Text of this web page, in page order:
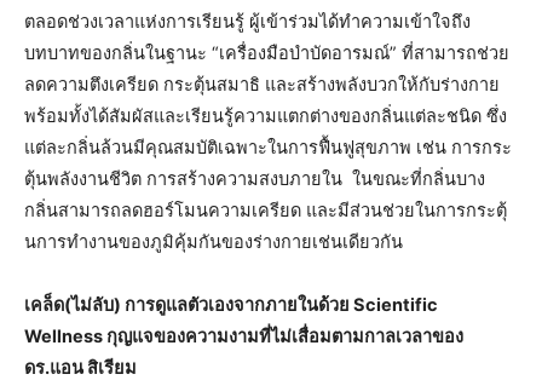
ตลอดช่วงเวลาแห่งการเรียนรู้ ผู้เข้าร่วมได้ทำความเข้าใจถึง
บทบาทของกลิ่นในฐานะ “เครื่องมือบำบัดอารมณ์” ที่สามารถช่วย
ลดความตึงเครียด กระตุ้นสมาธิ และสร้างพลังบวกให้กับร่างกาย
พร้อมทั้งได้สัมผัสและเรียนรู้ความแตกต่างของกลิ่นแต่ละชนิด ซึ่ง
แต่ละกลิ่นล้วนมีคุณสมบัติเฉพาะในการฟื้นฟูสุขภาพ เช่น การกระ
ตุ้นพลังงานชีวิต การสร้างความสงบภายใน ในขณะที่กลิ่นบาง
กลิ่นสามารถลดฮอร์โมนความเครียด และมีส่วนช่วยในการกระตุ้
นการทำงานของภูมิคุ้มกันของร่างกายเช่นเดียวกัน
เคล็ด(ไม่ลับ) การดูแลตัวเองจากภายในด้วย Scientific
Wellness กุญแจของความงามที่ไม่เสื่อมตามกาลเวลาของ
ดร.แอน สิเรียม